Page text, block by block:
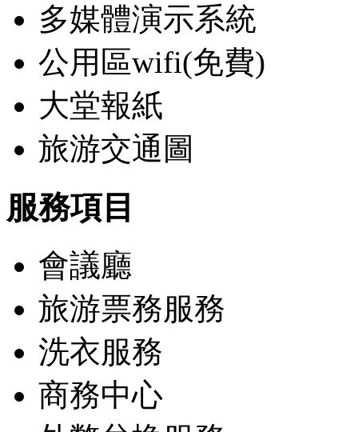
多媒體演示系統
公用區wifi(免費)
大堂報紙
旅游交通圖
服務項目
會議廳
旅游票務服務
洗衣服務
商務中心